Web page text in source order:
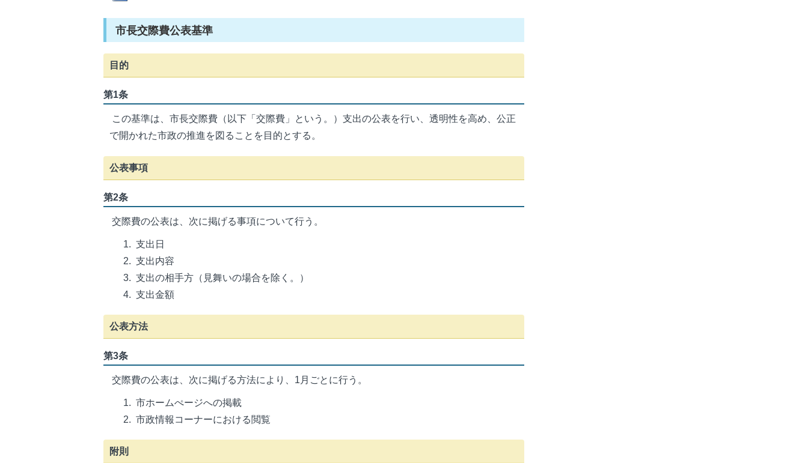
市長交際費公表基準
目的
第1条
この基準は、市長交際費（以下「交際費」という。）支出の公表を行い、透明性を高め、公正
で開かれた市政の推進を図ることを目的とする。
公表事項
第2条
交際費の公表は、次に掲げる事項について行う。
支出日
支出内容
支出の相手方（見舞いの場合を除く。）
支出金額
公表方法
第3条
交際費の公表は、次に掲げる方法により、1月ごとに行う。
市ホームぺージへの掲載
市政情報コーナーにおける閲覧
附則